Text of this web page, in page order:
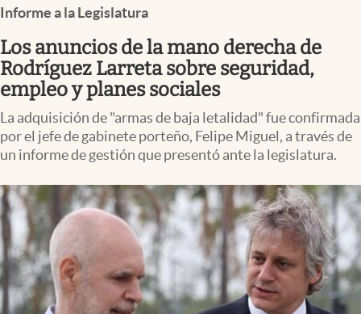
Uruguay
Mercados Online
Negocios
Columnistas
Apertura
Clase
Clima
Mundial 2026
Eventos Corporativos
Informe a la Legislatura
Los anuncios de la mano derecha de
Rodríguez Larreta sobre seguridad,
empleo y planes sociales
La adquisición de "armas de baja letalidad" fue confirmada
por el jefe de gabinete porteño, Felipe Miguel, a través de
un informe de gestión que presentó ante la legislatura.